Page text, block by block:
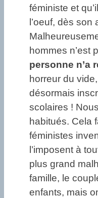
féministe et
l’oeuf, dès
hommes n’est
personne n’a
horreur du
désormais
scolaires !
habitués. Cela
féministes
l’imposent à
plus grand
famille, le
enfants, mais